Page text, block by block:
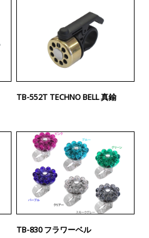
TB-552T TECHNO BELL 真鍮
TB-830 フラワーベル